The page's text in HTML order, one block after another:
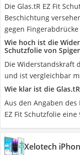
Die Glas.tR EZ Fit
Beschichtung
gegen
Wie hoch ist die
Schutzfolie von
Die Widerstandskraft
und ist vergleichbar
Wie klar ist die
Aus den Angaben
EZ Fit Schutzfolie
Xelotech